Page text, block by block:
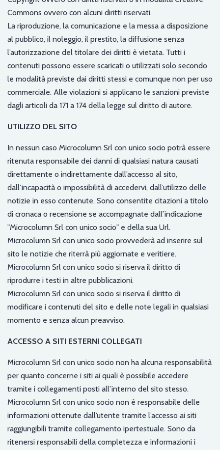
Commons ovvero con alcuni diritti riservati.
La riproduzione, la comunicazione e la messa a disposizione
al pubblico, il noleggio, il prestito, la diffusione senza
l’autorizzazione del titolare dei diritti è vietata. Tutti i
contenuti possono essere scaricati o utilizzati solo secondo
le modalità previste dai diritti stessi e comunque non per uso
commerciale. Alle violazioni si applicano le sanzioni previste
dagli articoli da 171 a 174 della legge sul diritto di autore.
UTILIZZO DEL SITO
In nessun caso Microcolumn Srl con unico socio potrà essere
ritenuta responsabile dei danni di qualsiasi natura causati
direttamente o indirettamente dall’accesso al sito,
dall’incapacità o impossibilità di accedervi, dall’utilizzo delle
notizie in esso contenute. Sono consentite citazioni a titolo
di cronaca o recensione se accompagnate dall’indicazione
"Microcolumn Srl con unico socio" e della sua Url.
Microcolumn Srl con unico socio provvederà ad inserire sul
sito le notizie che riterrà più aggiornate e veritiere.
Microcolumn Srl con unico socio si riserva il diritto di
riprodurre i testi in altre pubblicazioni.
Microcolumn Srl con unico socio si riserva il diritto di
modificare i contenuti del sito e delle note legali in qualsiasi
momento e senza alcun preavviso.
ACCESSO A SITI ESTERNI COLLEGATI
Microcolumn Srl con unico socio non ha alcuna responsabilità
per quanto concerne i siti ai quali è possibile accedere
tramite i collegamenti posti all’interno del sito stesso.
Microcolumn Srl con unico socio non è responsabile delle
informazioni ottenute dall’utente tramite l’accesso ai siti
raggiungibili tramite collegamento ipertestuale. Sono da
ritenersi responsabili della completezza e informazioni i